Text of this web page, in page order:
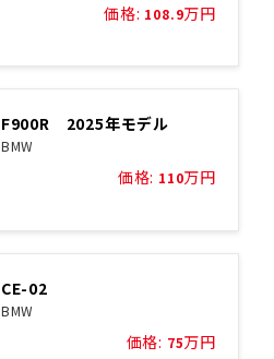
価格: 108.9万円
F900R 2025年モデル
BMW
価格: 110万円
CE-02
BMW
価格: 75万円